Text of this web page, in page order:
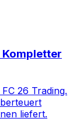
Kompletter
26 Trading.
liefert.